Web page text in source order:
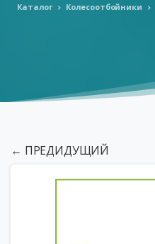
Каталог Колесоотбойники
← ПРЕДИДУЩИЙ